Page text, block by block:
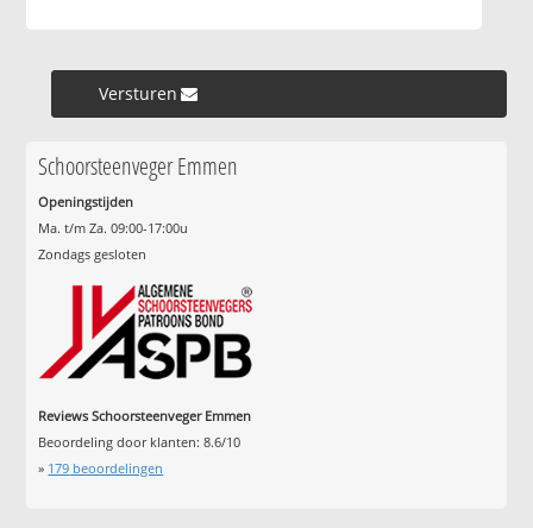
Versturen »
Schoorsteenveger Emmen
Openingstijden
Ma. t/m Za. 09:00-17:00u
Zondags gesloten
Reviews Schoorsteenveger Emmen
Beoordeling door klanten:8.6/10
» 179 beoordelingen